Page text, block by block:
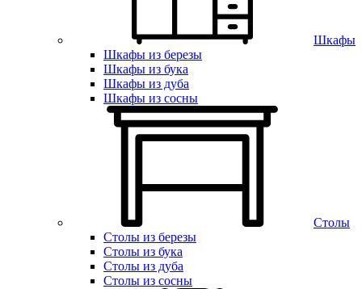
Шкафы
Шкафы из березы
Шкафы из бука
Шкафы из дуба
Шкафы из сосны
Столы
Столы из березы
Столы из бука
Столы из дуба
Столы из сосны